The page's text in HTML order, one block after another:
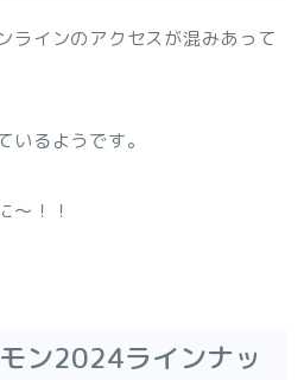
ラインのアクセスが混みあって
いるようです。
～！！
ン2024ラインナッ